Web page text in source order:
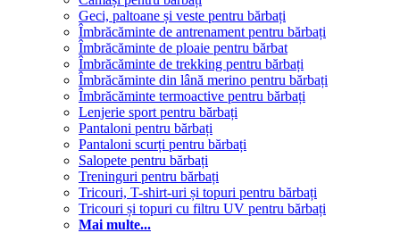
Geci, paltoane și veste pentru bărbați
Îmbrăcăminte de antrenament pentru bărbați
Îmbrăcăminte de ploaie pentru bărbat
Îmbrăcăminte de trekking pentru bărbați
Îmbrăcăminte din lână merino pentru bărbați
Îmbrăcăminte termoactive pentru bărbați
Lenjerie sport pentru bărbați
Pantaloni pentru bărbați
Pantaloni scurți pentru bărbați
Salopete pentru bărbați
Treninguri pentru bărbați
Tricouri, T-shirt-uri și topuri pentru bărbați
Tricouri și topuri cu filtru UV pentru bărbați
Mai multe...